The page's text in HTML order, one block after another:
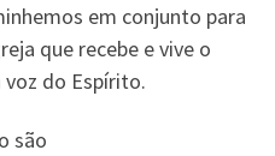
em conjunto para
que recebe e vive o
voz do Espírito.
são